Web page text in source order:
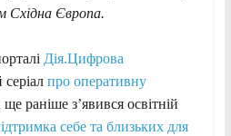
Східна Європа.
Дія.Цифрова
серіал про оперативну
раніше з’явився освітній
себе та близьких для